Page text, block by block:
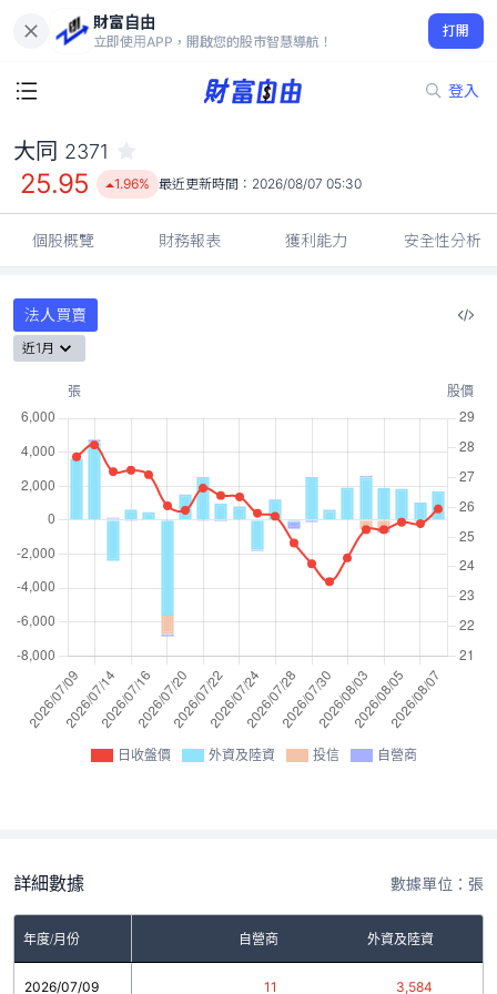
財富自由
立即使用APP，開啟您的股市智慧導航！
打開
登入
25.95
1.96%
大同 2371
25.95 1.96% 最近更新時間： 2026/08/07 05:30
個股概覽 財務報表 獲利能力 安全性分析
法人買賣
近1月
日收盤價 外資及陸資 投信 自營商
詳細數據 數據單位：張
年度/月份 自營商 外資及陸資
2026/07/09 11 3,584